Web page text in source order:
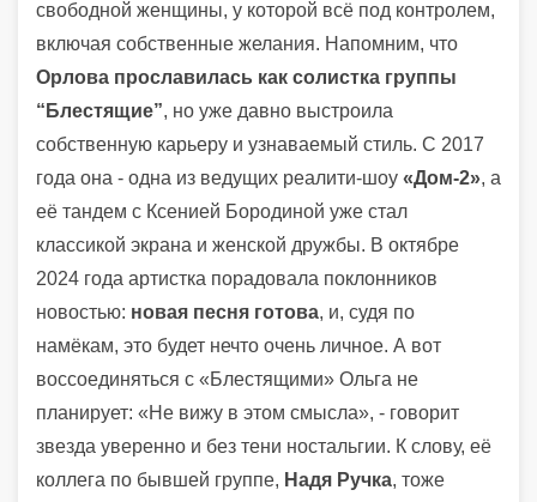
свободной женщины, у которой всё под контролем,
включая собственные желания. Напомним, что
Орлова прославилась как солистка группы
“Блестящие”, но уже давно выстроила
собственную карьеру и узнаваемый стиль. С 2017
года она - одна из ведущих реалити-шоу «Дом-2», а
её тандем с Ксенией Бородиной уже стал
классикой экрана и женской дружбы. В октябре
2024 года артистка порадовала поклонников
новостью: новая песня готова, и, судя по
намёкам, это будет нечто очень личное. А вот
воссоединяться с «Блестящими» Ольга не
планирует: «Не вижу в этом смысла», - говорит
звезда уверенно и без тени ностальгии. К слову, её
коллега по бывшей группе, Надя Ручка, тоже